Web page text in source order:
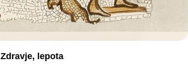
Zdravje, lepota